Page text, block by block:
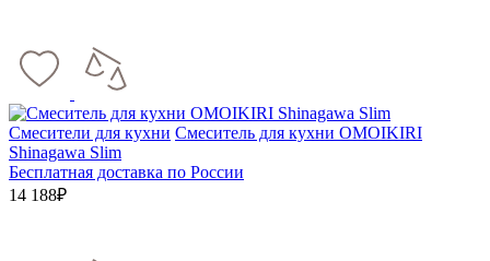
Смесители для кухни Смеситель для кухни OMOIKIRI
Shinagawa Slim
Бесплатная доставка по России
14 188₽